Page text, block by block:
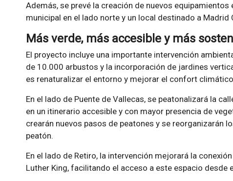
Además, se prevé la creación de nuevos
municipal en el lado norte y un local destinado a Madrid
Más verde, más accesible y más
El proyecto incluye una importante intervención
de 10.000 arbustos y la incorporación de jardines
es renaturalizar el entorno y mejorar el confort
En el lado de Puente de Vallecas, se peatonalizará la
en un itinerario accesible y con mayor presencia de
crearán nuevos pasos de peatones y se reorganizarán
peatón.
En el lado de Retiro, la intervención mejorará la
Luther King, facilitando el acceso a este espacio desde